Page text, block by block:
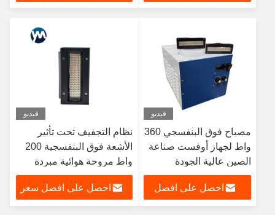
المسطحة
فيديو
مصباح فوق البنفسجي 360
واط لجهاز أوفست صناعة
الصين عالية الجودة
احصل على افضل
فيديو
نظام التجفيف تحت تأثير
الأشعة فوق البنفسجية 200
واط مروحة هوائية مبردة
للطابعة UV Flatbed Inkjet
احصل على افضل سعر